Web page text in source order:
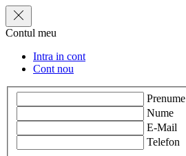
Contul meu
Intra in cont
Cont nou
Prenume
Nume
E-Mail
Telefon